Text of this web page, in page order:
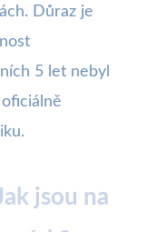
Důraz je
5 let nebyl
jsou na